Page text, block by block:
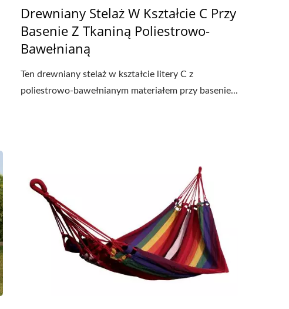
Drewniany Stelaż W Kształcie C Przy
Basenie Z Tkaniną Poliestrowo-
Bawełnianą
Ten drewniany stelaż w kształcie litery C z
poliestrowo-bawełnianym materiałem przy basenie...